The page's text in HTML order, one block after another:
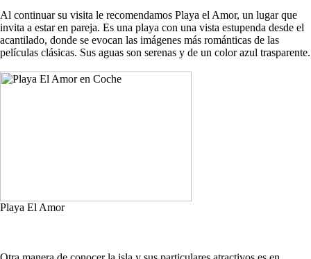
Al continuar su visita le recomendamos Playa el Amor, un lugar que
invita a estar en pareja. Es una playa con una vista estupenda desde el
acantilado, donde se evocan las imágenes más románticas de las
películas clásicas. Sus aguas son serenas y de un color azul trasparente.
Playa El Amor